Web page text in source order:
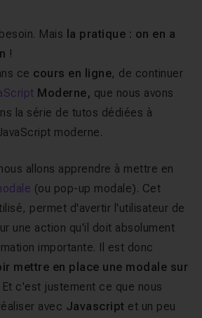
Mais la pratique : on en a
!
ce cours en ligne, de continuer
Moderne, que nous avons
la série de tutos dédiées à
moderne.
allons apprendre à mettre en
(ou pop-up modale). Cet
permet d'avertir l'utilisateur de
une action qu'il doit absolument
importante. Il est donc
mettre en place une modale sur
Et c'est justement ce que nous
avec Javascript et un peu